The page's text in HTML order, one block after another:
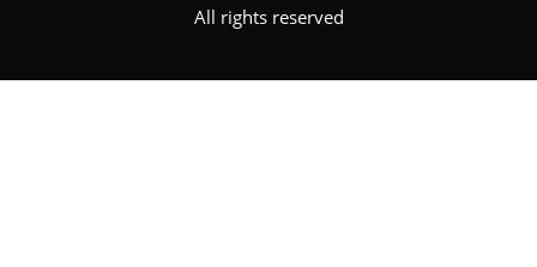
All rights reserved